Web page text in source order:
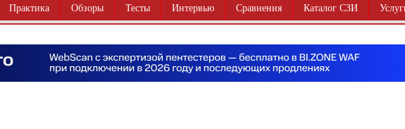
Практика Обзоры Тесты Интервью Сравнения Каталог СЗИ